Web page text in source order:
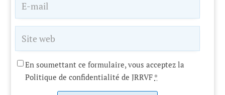
En soumettant ce formulaire, vous acceptez la
Politique de confidentialité de JRRVF *